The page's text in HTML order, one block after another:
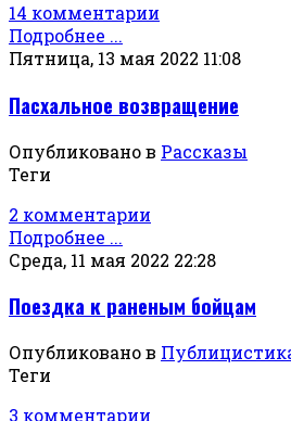
14 комментарии
Подробнее ...
Пятница, 13 мая 2022 11:08
Пасхальное возвращение
Опубликовано в Рассказы
Теги
2 комментарии
Подробнее ...
Среда, 11 мая 2022 22:28
Поездка к раненым бойцам
Опубликовано в
Теги
3 комментарии